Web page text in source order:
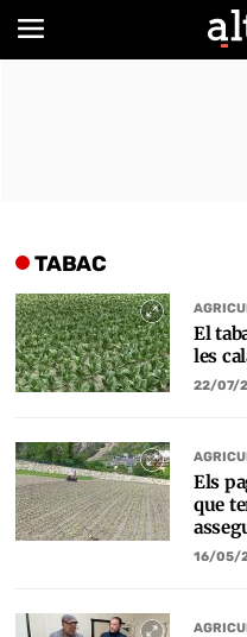
TABAC
El
les
22/07/
Els
que
16/05/